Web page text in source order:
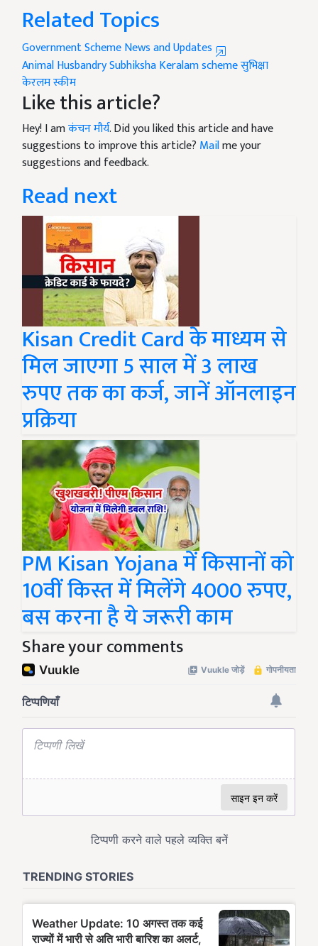
Related Topics
Government Scheme News and Updates
Animal HusbandrySubhiksha Keralam schemeसुभिक्षा
केरलम स्कीम
Like this article?
Hey! I amकंचन मौर्य. Did you liked this article and have
suggestions to improve this article? Mailme your
suggestions and feedback.
Read next
Kisan Credit Card के माध्यम से
मिल जाएगा 5 साल में 3 लाख
रुपए तक का कर्ज, जानें ऑनलाइन
प्रक्रिया
PM Kisan Yojana में किसानों को
10वीं किस्त में मिलेंगे 4000 रुपए,
बस करना है ये जरूरी काम
Share your comments